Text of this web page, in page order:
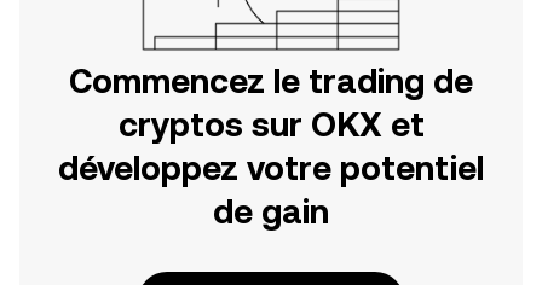
Commencez le trading de
cryptos sur OKX et
développez votre potentiel
de gain